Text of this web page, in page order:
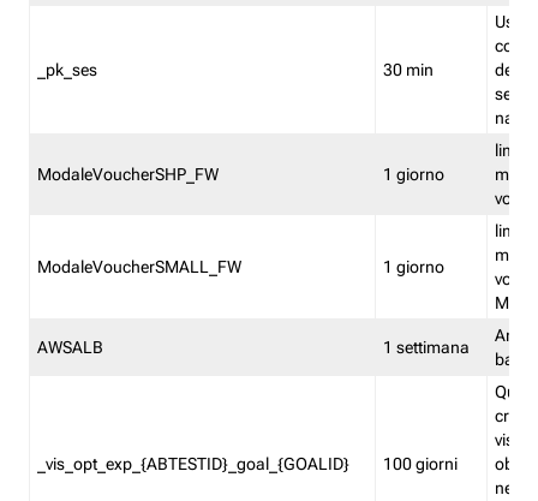
_pk_ses 30 min
ModaleVoucherSHP_FW 1 giorno
ModaleVoucherSMALL_FW 1 giorno
AWSALB 1 settimana
_vis_opt_exp_{ABTESTID}_goal_{GOALID} 100 giorni
nel